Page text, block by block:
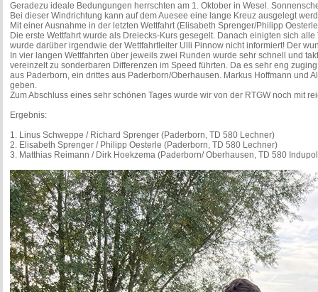
Geradezu ideale Bedungungen herrschten am 1. Oktober in Wesel.
Bei dieser Windrichtung kann auf dem Auesee eine lange Kreuz ausgelegt
Mit einer Ausnahme in der letzten Wettfahrt (Elisabeth Sprenger/Philipp
Die erste Wettfahrt wurde als Dreiecks-Kurs gesegelt. Danach einigten sich
wurde darüber irgendwie der Wettfahrtleiter Ulli Pinnow nicht informiert! Der
In vier langen Wettfahrten über jeweils zwei Runden wurde sehr schnell und
vereinzelt zu sonderbaren Differenzen im Speed führten. Da es sehr eng
aus Paderborn, ein drittes aus Paderborn/Oberhausen. Markus Hoffmann und
geben.
Zum Abschluss eines sehr schönen Tages wurde wir von der RTGW noch mit
Ergebnis:
1. Linus Schweppe / Richard Sprenger (Paderborn, TD 580 Lechner)
2. Elisabeth Sprenger / Philipp Oesterle (Paderborn, TD 580 Lechner)
3. Matthias Reimann / Dirk Hoekzema (Paderborn/ Oberhausen, TD 580